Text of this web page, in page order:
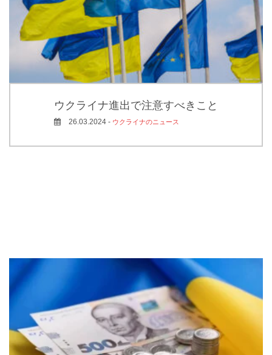
ウクライナ進出で注意すべきこと
26.03.2024 - ウクライナのニュース